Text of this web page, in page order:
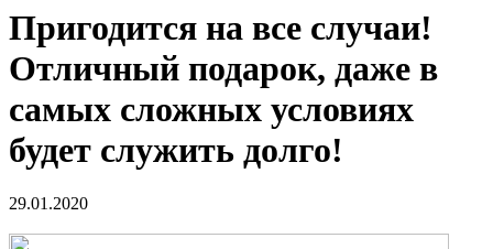
Пригодится на все случаи!
Отличный подарок, даже в
самых сложных условиях
будет служить долго!
29.01.2020